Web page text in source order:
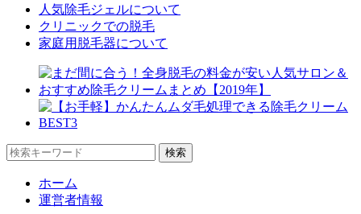
人気除毛ジェルについて
クリニックでの脱毛
家庭用脱毛器について
ホーム
運営者情報